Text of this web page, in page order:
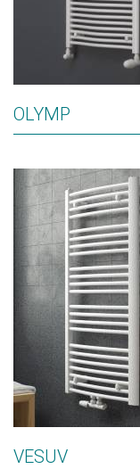
OLYMP
VESUV